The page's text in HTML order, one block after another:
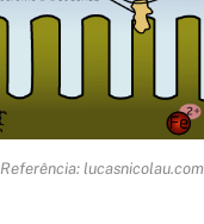
Referência: lucasnicolau.com